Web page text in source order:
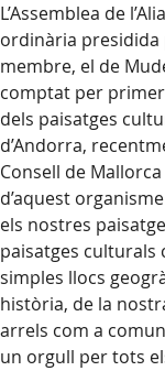
L’Assemblea de
ordinària presidida
membre, el de
comptat per
dels paisatges
d’Andorra,
Consell de
d’aquest
els nostres
paisatges culturals
simples llocs
història, de la
arrels com a
un orgull per tots